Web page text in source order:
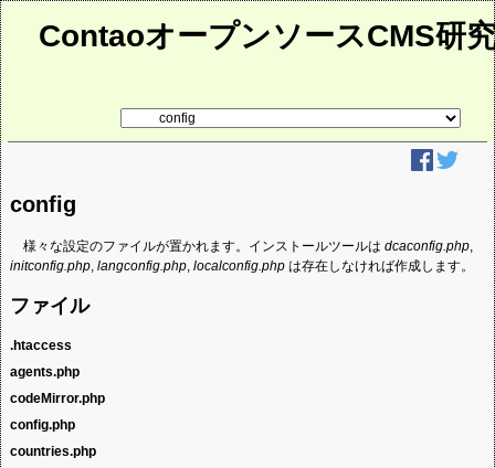
ContaoオープンソースCMS研
config
様々な設定のファイルが置かれます。インストールツールはdcaconfig.php,
initconfig.php,langconfig.php,localconfig.php は存在しなければ作成します。
ファイル
.htaccess
system/configのディレクトリ内のファイルを直接アクセスできないように、
Apache用のアクセス制限を設定しています。
agents.php
HTTP要求ヘッダーのUserAgentフィールドからクライアントの情報を判別す
るのに使用する情報を含んでいます。Contao 2.11より前はUserAgentの判別の
と$GLOBALS['TL_CONFIG']['browser']
codeMirror.php
pluingsディレクトリのcodeMirrorの設定に関するコードが含まれています。
config.php
様々なシステムの設定のデフォルトを定義しています。
countries.php